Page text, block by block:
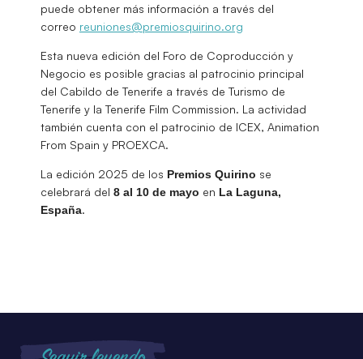
puede obtener más información a través del
correo reuniones@premiosquirino.org
Esta nueva edición del Foro de Coproducción y
Negocio es posible gracias al patrocinio principal
del Cabildo de Tenerife a través de Turismo de
Tenerife y la Tenerife Film Commission. La actividad
también cuenta con el patrocinio de ICEX, Animation
From Spain y PROEXCA.
La edición 2025 de los Premios Quirino se
celebrará del 8 al 10 de mayo en La Laguna,
España.